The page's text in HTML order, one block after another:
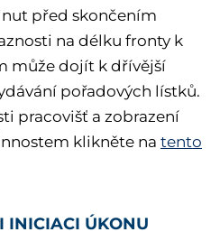
před skončením
na délku fronty k
může dojít k dřívější
pořadových lístků.
pracovišť a zobrazení
klikněte na tento
INICIACI ÚKONU